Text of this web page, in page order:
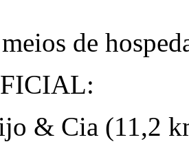
de
& Cia (11,2